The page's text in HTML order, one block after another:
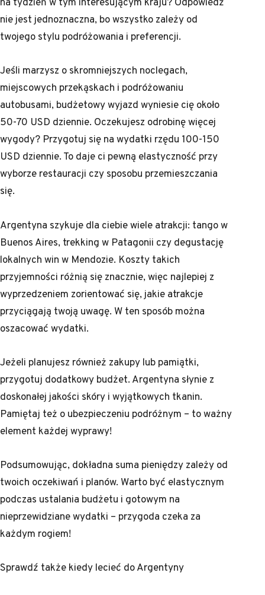
nie jest jednoznaczna, bo wszystko zależy od
twojego stylu podróżowania i preferencji.
Jeśli marzysz o skromniejszych noclegach,
miejscowych przekąskach i podróżowaniu
autobusami, budżetowy wyjazd wyniesie cię około
50-70 USD dziennie. Oczekujesz odrobinę więcej
wygody? Przygotuj się na wydatki rzędu 100-150
USD dziennie. To daje ci pewną elastyczność przy
wyborze restauracji czy sposobu przemieszczania
się.
Argentyna szykuje dla ciebie wiele atrakcji: tango w
Buenos Aires, trekking w Patagonii czy degustację
lokalnych win w Mendozie. Koszty takich
przyjemności różnią się znacznie, więc najlepiej z
wyprzedzeniem zorientować się, jakie atrakcje
przyciągają twoją uwagę. W ten sposób można
oszacować wydatki.
Jeżeli planujesz również zakupy lub pamiątki,
przygotuj dodatkowy budżet. Argentyna słynie z
doskonałej jakości skóry i wyjątkowych tkanin.
Pamiętaj też o ubezpieczeniu podróżnym – to ważny
element każdej wyprawy!
Podsumowując, dokładna suma pieniędzy zależy od
twoich oczekiwań i planów. Warto być elastycznym
podczas ustalania budżetu i gotowym na
nieprzewidziane wydatki – przygoda czeka za
każdym rogiem!
Sprawdź takżekiedy lecieć do Argentyny